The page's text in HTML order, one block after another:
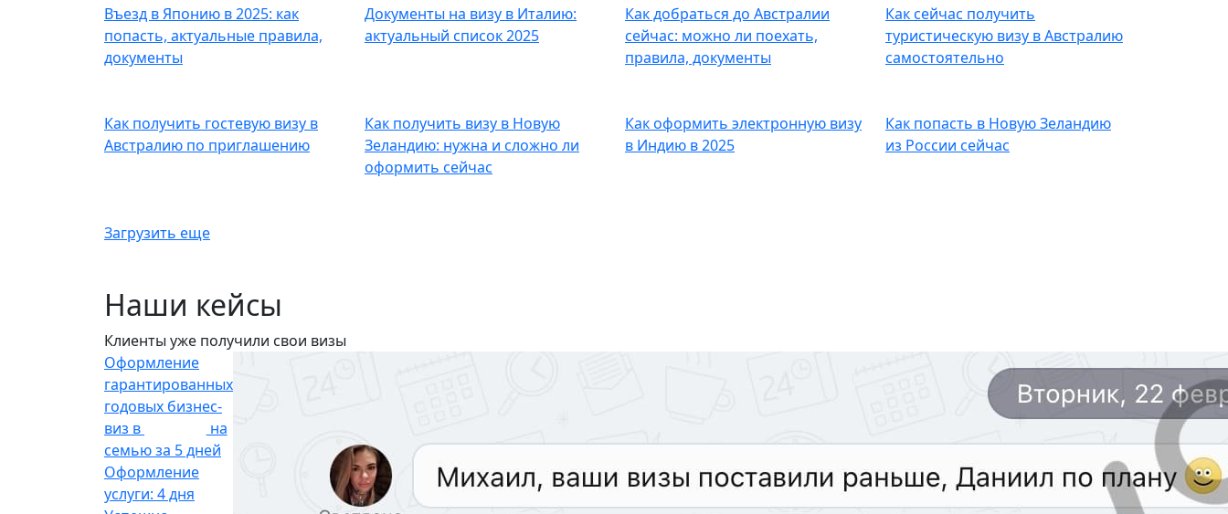
Въезд в Японию в 2025: как
попасть, актуальные правила,
документы
Документы на визу в Италию:
актуальный список 2025
Как добраться до Австралии
сейчас: можно ли поехать,
правила, документы
Как сейчас получить
туристическую визу в Австралию
самостоятельно
Как получить гостевую визу в
Австралию по приглашению
Как получить визу в Новую
Зеландию: нужна и сложно ли
оформить сейчас
Как оформить электронную визу
в Индию в 2025
Как попасть в Новую Зеландию
из России сейчас
Загрузить еще
Наши кейсы
Клиенты уже получили свои визы
Оформление
гарантированных
годовых бизнес-
виз в
на
семью за 5 дней
Оформление
услуги: 4 дня